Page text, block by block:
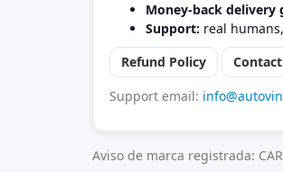
Money-back delivery
Support: real
Refund Policy
Contact
Support email:
Aviso de marca registrada: